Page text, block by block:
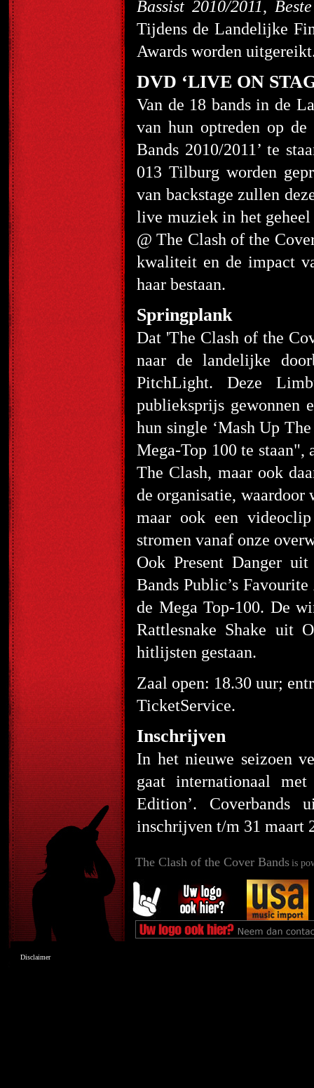
Bassist 2010/2011,
Tijdens de Landelijke
Awards worden
DVD ‘LIVE ON
Van de 18 bands in de
van hun optreden op
Bands 2010/2011’ te
013 Tilburg worden
van backstage zullen
live muziek in het
@ The Clash of the
kwaliteit en de impact
haar bestaan.
Springplank
Dat 'The Clash of the
naar de landelijke
PitchLight. Deze
publieksprijs gewonnen
hun single ‘Mash Up
Mega-Top 100 te
The Clash, maar ook
de organisatie, waardoor
maar ook een
stromen vanaf onze
Ook Present Danger
Bands Public’s
de Mega Top-100. De
Rattlesnake Shake uit
hitlijsten gestaan.
Zaal open: 18.30 uur;
TicketService.
Inschrijven
In het nieuwe seizoen
gaat internationaal
Edition’. Coverbands
inschrijven t/m 31 maart
The Clash of the Cover Bands is
Disclaimer